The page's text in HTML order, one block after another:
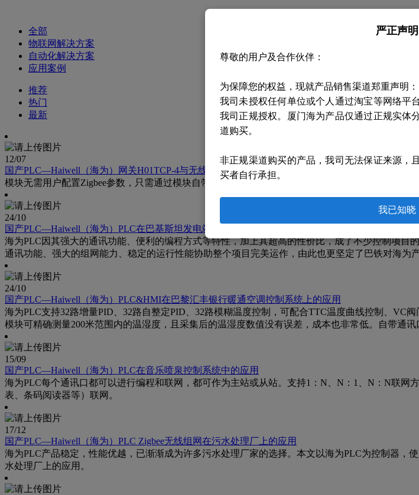
全部
物联网解决方案
自动化解决方案
应用案例
推荐
热门
最新
12/07
国产PLC—Haiwell（海为）网关H01TCP-4与无线Zigbee组网方案介绍
模块无需用户配置Zigbee参数，只需通过模块自带的DIP拨码开关（设置PANID、协调器或者路由器
24/10
国产PLC—Haiwell（海为）PLC在巴基斯坦发电站涡轮控制上的应用
海为PLC因其强大的通讯功能、便利的编程方式等特性，加上其超高的性价比，成了不少控制项
通讯功能、强大的组网能力、稳定的运行性能协助整个项目完美运作，由此也更坚定了巴铁对海为产
24/10
国产PLC—Haiwell（海为）PLC&HMI在巴黎汇丰银行暖通空调控制系统上的应用
海为PLC支持32路增量PID、32路自整定PID、32路模糊温度控制，可配合TTC温度曲线控制、
模块可精确测量200米范围内的温湿度，且采集后的温湿度数值没有误差，成本也非常低。自带通
15/09
国产PLC—Haiwell（海为）PLC在音乐喷泉控制系统中的应用
海为PLC每个通讯口都可以进行编程和联网，都可作为主站或从站。支持1：N、N：1、N：N联
表、条码阅读器等）联网。
17/12
国产PLC—Haiwell（海为）PLC Zigbee无线组网在污水处理厂上的应用
海为PLC产品稳定，性能优越，已渐渐成为许多污水处理厂家的选择。本文以海为PLC为控制器，
水处理厂上的应用。
严正声明
尊敬的用户及合作伙伴：
为保障您的权益，现就产品销售渠道郑重声明：
我司未授权任何单位或个人通过淘宝等网络平
我司正规授权。厦门海为产品仅通过正规实体
道购买。
非正规渠道购买的产品，我司无法保证来源，
买者自行承担。
我已知晓